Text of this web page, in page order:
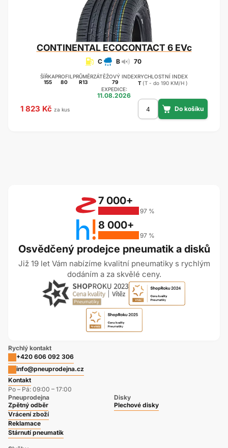
CONTINENTALECOCONTACT 6 EVc
C B 70
ŠÍŘKA
155
PROFIL
80
PRŮMĚR
R13
ZÁTĚŽOVÝ INDEX
79
RYCHLOSTNÍ INDEX
T (T - do 190 KM/H )
EXPEDICE:
11.08.2026
1 823 Kč za kus
Osvědčený prodejce pneumatik a disků
Již 19 let Vám nabízíme kvalitní pneumatiky s rychlým
dodáním a za skvělé ceny.
7 000+
97 %
8 000+
97 %
Rychlý kontakt
+420 606 092 306
info@pneuprodejna.cz
Kontakt
Po – Pá: 09:00 – 17:00
Pneuprodejna
Zpětný odběr
Vrácení zboží
Reklamace
Stárnutí pneumatik
Disky
Plechové disky